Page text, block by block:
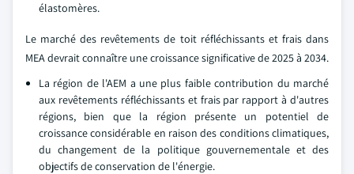
élastomères.
Le marché des revêtements de toit réfléchissants et frais dans
MEA devrait connaître une croissance significative de 2025 à 2034.
La région de l'AEM a une plus faible contribution du marché
aux revêtements réfléchissants et frais par rapport à d'autres
régions, bien que la région présente un potentiel de
croissance considérable en raison des conditions climatiques,
du changement de la politique gouvernementale et des
objectifs de conservation de l'énergie.